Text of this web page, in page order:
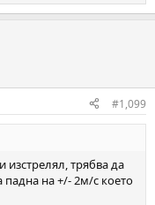
#1,099
изстрелял, трябва да
падна на +/- 2м/с което